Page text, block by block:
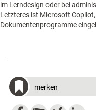
im Lerndesign oder bei
Letzteres ist Microsoft Copilot,
Dokumentenprogramme
merken